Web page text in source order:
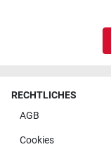
RECHTLICHES
AGB
Cookies